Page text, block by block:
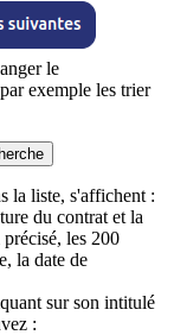
le
exemple les trier
la liste, s'affichent :
du contrat et la
les 200
la date de
sur son intitulé
: